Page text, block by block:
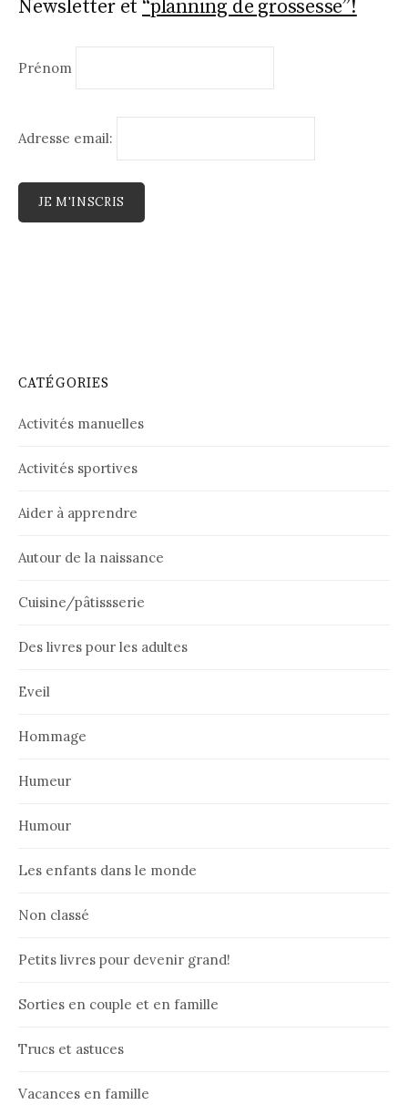
Newsletter et “planning de grossesse”!
Prénom
Adresse email:
CATÉGORIES
Activités manuelles
Activités sportives
Aider à apprendre
Autour de la naissance
Cuisine/pâtissserie
Des livres pour les adultes
Eveil
Hommage
Humeur
Humour
Les enfants dans le monde
Non classé
Petits livres pour devenir grand!
Sorties en couple et en famille
Trucs et astuces
Vacances en famille